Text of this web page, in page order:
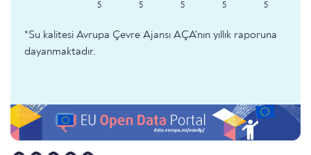
5 5 5 5 5
*Su kalitesi Avrupa Çevre Ajansı AÇA'nın yıllık raporuna
dayanmaktadır.